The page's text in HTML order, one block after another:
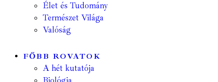
Élet és Tudomány
Természet Világa
Valóság
FŐBB ROVATOK
A hét kutatója